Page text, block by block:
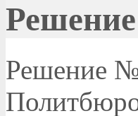
Решение №